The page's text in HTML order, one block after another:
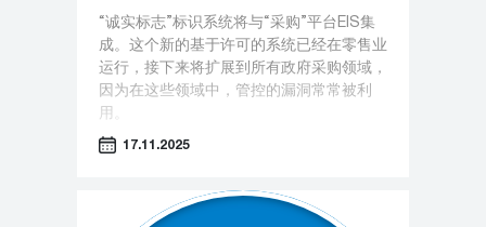
“诚实标志”标识系统将与“采购”平台EIS集
成。这个新的基于许可的系统已经在零售业
运行，接下来将扩展到所有政府采购领域，
因为在这些领域中，管控的漏洞常常被利
用。
17.11.2025